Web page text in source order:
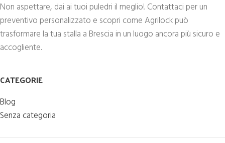
Non aspettare, dai ai tuoi puledri il meglio! Contattaci per un
preventivo personalizzato e scopri come Agrilock può
trasformare la tua stalla a Brescia in un luogo ancora più sicuro e
accogliente.
CATEGORIE
Blog
Senza categoria